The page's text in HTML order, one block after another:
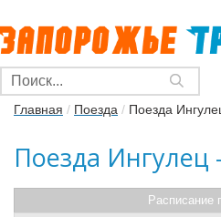
Главная / Поезда / Поезда
Поезда
Расписание